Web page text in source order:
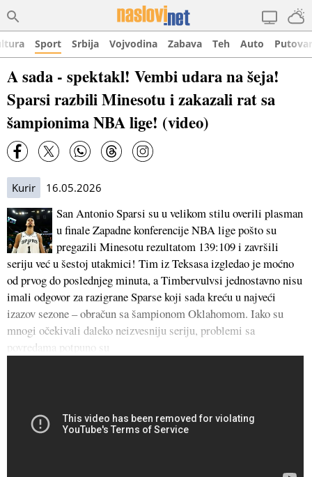
Sport Srbija Vojvodina Zabava Teh Auto
A sada - spektakl! Vembi udara na šeja!
Sparsi razbili Minesotu i zakazali rat sa
šampionima NBA lige! (video)
Kurir 16.05.2026
San Antonio Sparsi su u velikom stilu overili plasman
u finale Zapadne konferencije NBA lige pošto su
pregazili Minesotu rezultatom 139:109 i završili
seriju već u šestoj utakmici! Tim iz Teksasa izgledao je moćno
od prvog do poslednjeg minuta, a Timbervulvsi jednostavno nisu
imali odgovor za razigrane Sparse koji sada kreću u najveći
izazov sezone – obračun sa šampionom Oklahomom. Iako su
mnogi očekivali daleko neizvesniju seriju, problemi sa
povredama potpuno su